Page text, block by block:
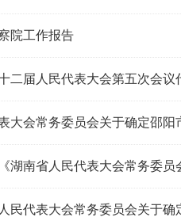
院工作报告
二届人民代表大会第五次会